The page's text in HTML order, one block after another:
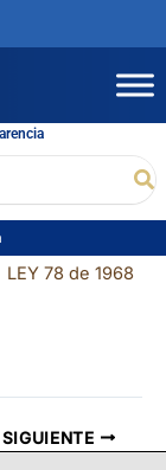
LEY 78 de 1968
SIGUIENTE